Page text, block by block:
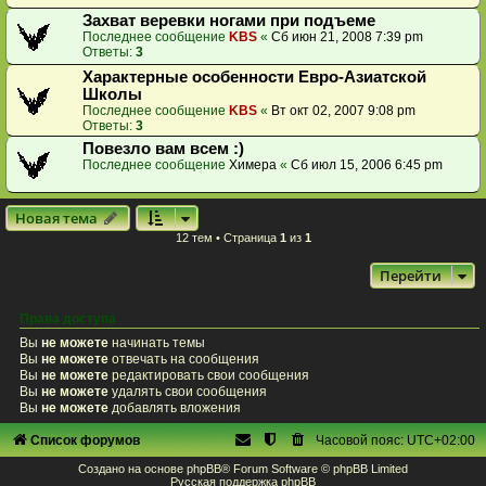
Захват веревки ногами при подъеме
Последнее сообщение KBS « Сб июн 21, 2008 7:39 pm
Ответы: 3
Характерные особенности Евро-Азиатской
Школы
Последнее сообщение KBS « Вт окт 02, 2007 9:08 pm
Ответы: 3
Повезло вам всем :)
Последнее сообщение Химера « Сб июл 15, 2006 6:45 pm
Новая тема
12 тем • Страница 1 из 1
Перейти
Права доступа
Вы не можете начинать темы
Вы не можете отвечать на сообщения
Вы не можете редактировать свои сообщения
Вы не можете удалять свои сообщения
Вы не можете добавлять вложения
Список форумов Часовой пояс:UTC+02:00
Создано на основе phpBB® Forum Software © phpBB Limited
Русская поддержка phpBB